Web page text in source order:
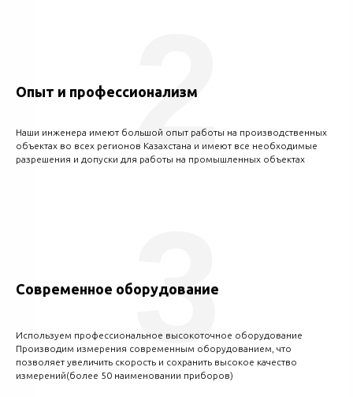
Опыт и профессионализм
Наши инженера имеют большой опыт работы на производственных
объектах во всех регионов Казахстана и имеют все необходимые
разрешения и допуски для работы на промышленных объектах
2
Современное оборудование
Используем профессиональное высокоточное оборудование
Производим измерения современным оборудованием, что
позволяет увеличить скорость и сохранить высокое качество
измерений(более 50 наименовании приборов)
3